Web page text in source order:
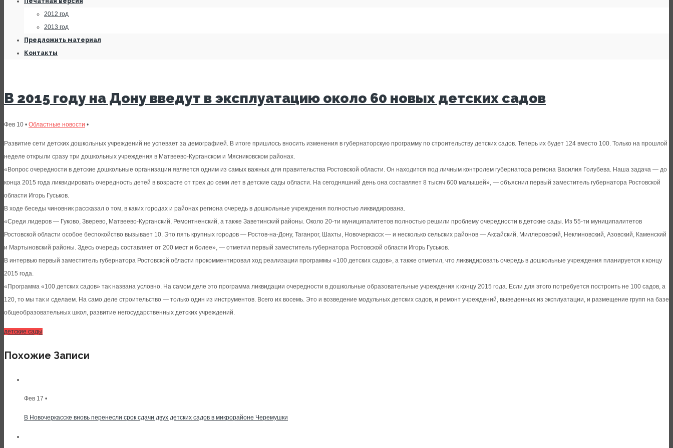
2012 год
2013 год
Предложить материал
Контакты
В 2015 году на Дону введут в эксплуатацию около 60 новых детских садов
Фев 10 • Областные новости •
Развитие сети детских дошкольных учреждений не успевает за демографией. В итоге пришлось вносить изменения в губернаторскую программу по строительству детских садов. Теперь их будет 124 вместо 100. Только на прошлой
неделе открыли сразу три дошкольных учреждения в Матвеево-Курганском и Мясниковском районах.
«Вопрос очередности в детские дошкольные организации является одним из самых важных для правительства Ростовской области. Он находится под личным контролем губернатора региона Василия Голубева. Наша задача — до
конца 2015 года ликвидировать очередность детей в возрасте от трех до семи лет в детские сады области. На сегодняшний день она составляет 8 тысяч 600 малышей», — объяснил первый заместитель губернатора Ростовской
области Игорь Гуськов.
В ходе беседы чиновник рассказал о том, в каких городах и районах региона очередь в дошкольные учреждения полностью ликвидирована.
«Среди лидеров — Гуково, Зверево, Матвеево-Курганский, Ремонтненский, а также Заветинский районы. Около 20-ти муниципалитетов полностью решили проблему очередности в детские сады. Из 55-ти муниципалитетов
Ростовской области особое беспокойство вызывает 10. Это пять крупных городов — Ростов-на-Дону, Таганрог, Шахты, Новочеркасск — и несколько сельских районов — Аксайский, Миллеровский, Неклиновский, Азовский, Каменский
и Мартыновский районы. Здесь очередь составляет от 200 мест и более», — отметил первый заместитель губернатора Ростовской области Игорь Гуськов.
В интервью первый заместитель губернатора Ростовской области прокомментировал ход реализации программы «100 детских садов», а также отметил, что ликвидировать очередь в дошкольные учреждения планируется к концу
2015 года.
«Программа «100 детских садов» так названа условно. На самом деле это программа ликвидации очередности в дошкольные образовательные учреждения к концу 2015 года. Если для этого потребуется построить не 100 садов, а
120, то мы так и сделаем. На само деле строительство — только один из инструментов. Всего их восемь. Это и возведение модульных детских садов, и ремонт учреждений, выведенных из эксплуатации, и размещение групп на базе
общеобразовательных школ, развитие негосударственных детских учреждений.
детские сады
Похожие Записи
Фев 17 •
В Новочеркасске вновь перенесли срок сдачи двух детских садов в микрорайоне Черемушки